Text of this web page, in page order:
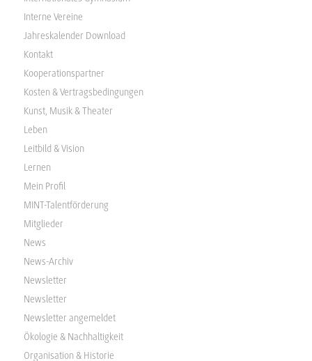
Interne Vereine
Jahreskalender Download
Kontakt
Kooperationspartner
Kosten & Vertragsbedingungen
Kunst, Musik & Theater
Leben
Leitbild & Vision
Lernen
Mein Profil
MINT-Talentförderung
Mitglieder
News
News-Archiv
Newsletter
Newsletter
Newsletter angemeldet
Ökologie & Nachhaltigkeit
Organisation & Historie